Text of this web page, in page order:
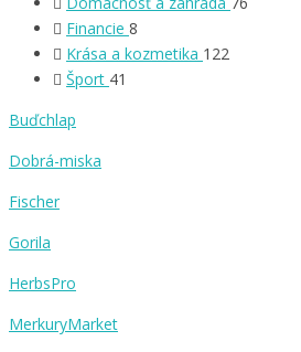
Financie 8
Krása a kozmetika 122
Šport 41
Buďchlap
Dobrá-miska
Fischer
Gorila
HerbsPro
MerkuryMarket